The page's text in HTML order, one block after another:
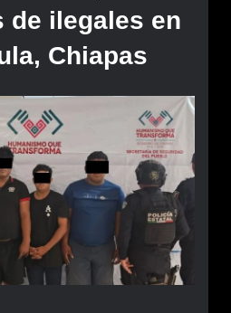
de ilegales en
Chiapas